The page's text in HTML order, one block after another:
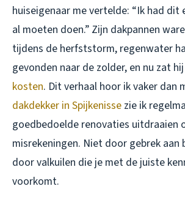
huiseigenaar me vertelde: “Ik had dit
al moeten doen.” Zijn dakpannen
tijdens de herfststorm, regenwater
gevonden naar de zolder, en nu zat
kosten. Dit verhaal hoor ik vaker dan
dakdekker in Spijkenisse zie ik
goedbedoelde renovaties uitdraaien
misrekeningen. Niet door gebrek aan
door valkuilen die je met de juiste
voorkomt.